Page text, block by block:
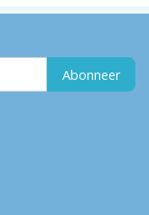
Abonneer